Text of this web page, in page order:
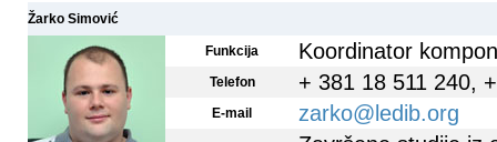
Žarko Simović
Funkcija Koordinator
Telefon + 381 18 511 240,
E-mail zarko@ledib.org